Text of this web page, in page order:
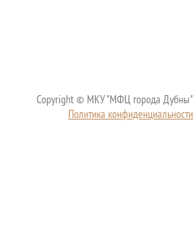
Copyright © МКУ "МФЦ города Дубны"
Политика конфиденциальности